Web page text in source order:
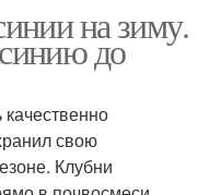
на зиму.
до
свою
Клубни